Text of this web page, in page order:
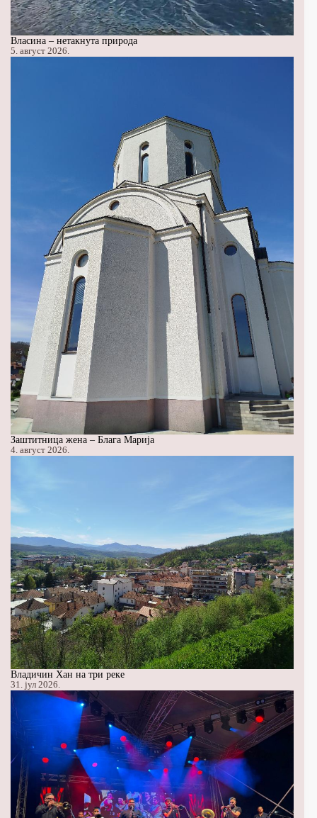
Власина – нетакнута природа
5. август 2026.
Заштитница жена – Блага Марија
4. август 2026.
Владичин Хан на три реке
31. јул 2026.